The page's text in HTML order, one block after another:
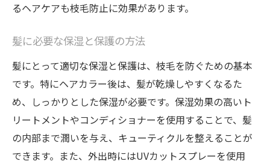
るヘアケアも枝毛防止に効果があります。
髪に必要な保湿と保護の方法
髪にとって適切な保湿と保護は、枝毛を防ぐための基本
です。特にヘアカラー後は、髪が乾燥しやすくなるた
め、しっかりとした保湿が必要です。保湿効果の高いト
リートメントやコンディショナーを使用することで、髪
の内部まで潤いを与え、キューティクルを整えることが
できます。また、外出時にはUVカットスプレーを使用